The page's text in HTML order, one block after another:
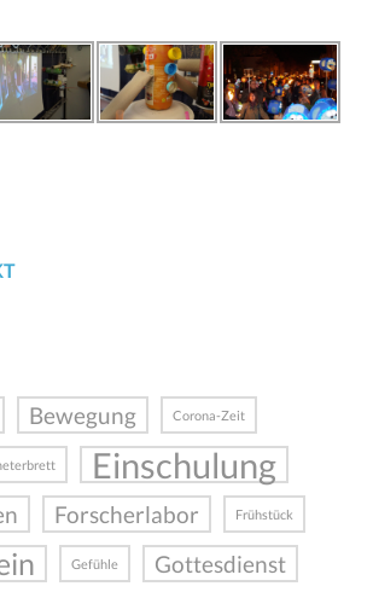
Bewegung Corona-Zeit
Einschulung
Forscherlabor Frühstück
Gefühle Gottesdienst